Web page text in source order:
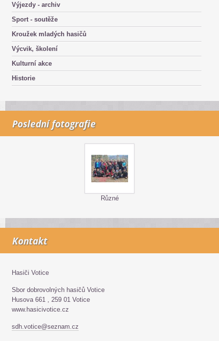
Výjezdy - archiv
Sport - soutěže
Kroužek mladých hasičů
Výcvik, školení
Kulturní akce
Historie
Poslední fotografie
Různé
Kontakt
Hasiči Votice
Sbor dobrovolných hasičů Votice
Husova 661 , 259 01 Votice
www.hasicivotice.cz
sdh.votice@seznam.cz